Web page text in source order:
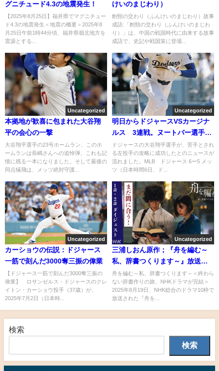
グニチュード4.3の地震発生！
【2025年8月25日】福井県でマグニチュー
ド4.3の地震発生＜地震の概要＞2025年8
月25日午前1時44分頃、福井県嶺北地方を
震源とする...
けいのまじわり）
刎頸の交わり（ふんけいのまじわり）故事
成語:「刎頸の交わり（ふんけいのまじわ
り）」は、中国の戦国時代に由来する故事
成語で、史記や戦国策に登場...
Uncategorized
本拠地が歓喜に包まれた大谷翔
平の会心の一撃
大谷翔平選手の23号ホームラン、このホ
ームランは長嶋さんへの追悼弾、これも記
憶に残る一本になりました。そして最後の
同点犠飛は、メッツ絶対守護...
Uncategorized
明日からドジャースVSカージナ
ルス 3連戦。ヌートバー選手所
属！
ドジャースの大谷翔平選手が、苦手とされ
る左投手の攻略に成功したとのニュースが
流れました。MLB ドジャース 6ー5 メッ
ツ（日本時間6日、ド...
Uncategorized
カーショウの伝説：ドジャース
一筋で刻んだ3000奪三振の偉業
【ドジャース一筋で刻んだ3000奪三振の
偉業】 ロサンゼルス・ドジャースのクレ
イトン・カーショウ投手（37歳）が、
2025年7月2日（日本時...
Uncategorized
三浦しおん原作；『舟を編む～
私、辞書つくります～』放送完
結！
舟を編む～私、辞書つくります～＜終わら
ない辞書作りの旅、NHKドラマが完結＞
2025年8月19日、NHK総合のドラマ10枠で
放送された『舟を...
検索
検索